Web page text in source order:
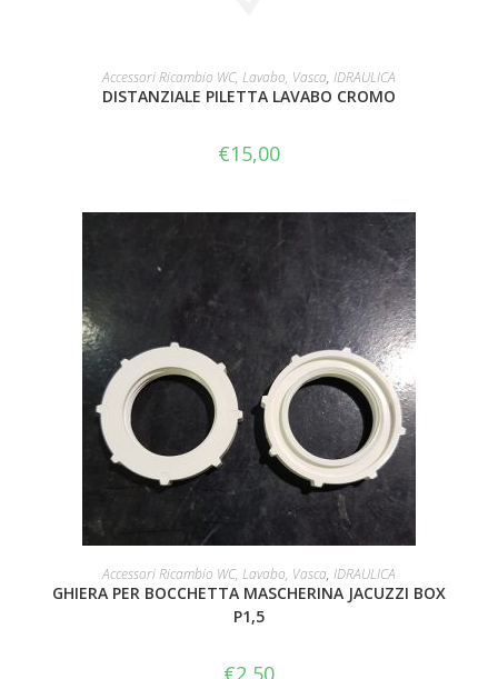
AGGIUNGI AL CARRELLO
Accessori Ricambio WC, Lavabo, Vasca, IDRAULICA
DISTANZIALE PILETTA LAVABO CROMO
€15,00
AGGIUNGI AL CARRELLO
Accessori Ricambio WC, Lavabo, Vasca, IDRAULICA
GHIERA PER BOCCHETTA MASCHERINA JACUZZI BOX
P1,5
€2,50